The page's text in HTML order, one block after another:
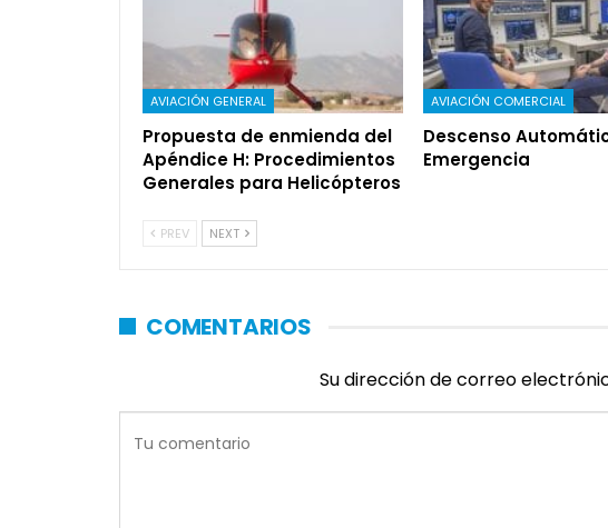
AVIACIÓN GENERAL
Propuesta de enmienda del
Apéndice H: Procedimientos
Generales para Helicópteros
AVIACIÓN COMERCIAL
Descenso
Emergencia
PREV NEXT
COMENTARIOS
Su dirección de correo